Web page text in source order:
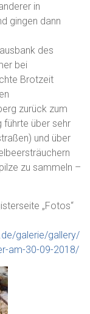
in
gingen dann
des
bei
Brotzeit
zurück zum
führte über sehr
und über
zu sammeln –
„Fotos“
galerie/gallery/
am-30-09-2018/